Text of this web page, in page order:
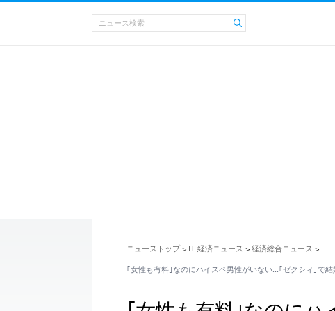
ニューストップ > IT 経済ニュース > 経済総合ニュース >
｢女性も有料｣なのにハイスペ男性がいない…｢ゼクシィ｣で